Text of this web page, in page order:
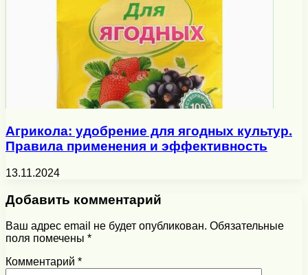
Агрикола: удобрение для ягодных культур.
Правила применения и эффективность
13.11.2024
Добавить комментарий
Ваш адрес email не будет опубликован. Обязательные
поля помечены *
Комментарий *